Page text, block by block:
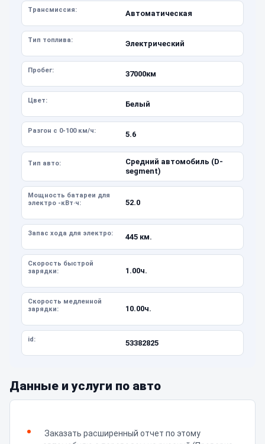
Трансмиссия: Автоматическая
Тип топлива: Электрический
Пробег: 37000км
Цвет: Белый
Разгон с 0-100 км/ч: 5.6
Тип авто:
Средний автомобиль (D-
segment)
Мощность батареи для
электро -кВт·ч:
52.0
Запас хода для электро: 445 км.
Скорость быстрой
зарядки:
1.00ч.
Скорость медленной
зарядки:
10.00ч.
id: 53382825
Данные и услуги по авто
Заказать расширенный отчет по этому